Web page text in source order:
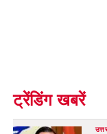
ट्रेंडिंग खबरें